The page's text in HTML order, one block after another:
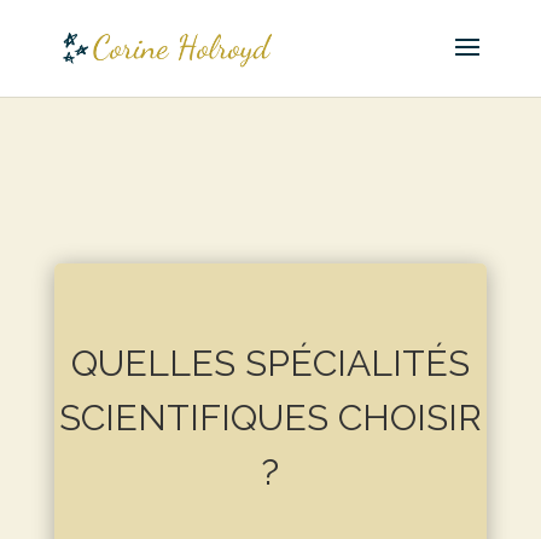
QUELLES SPÉCIALITÉS
SCIENTIFIQUES CHOISIR
?